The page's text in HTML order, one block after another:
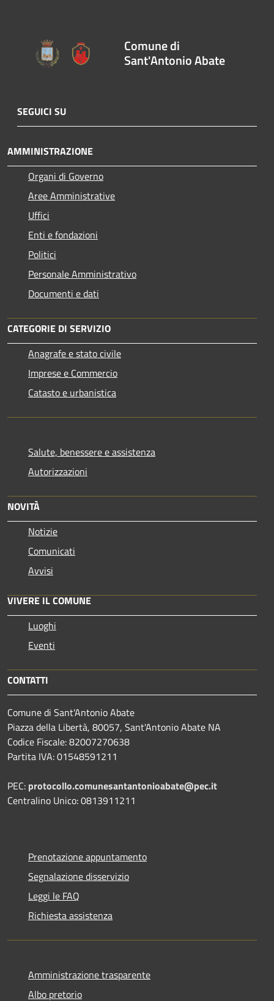
Comune di
Sant'Antonio Abate
SEGUICI SU
AMMINISTRAZIONE
Organi di Governo
Aree Amministrative
Uffici
Enti e fondazioni
Politici
Personale Amministrativo
Documenti e dati
CATEGORIE DI SERVIZIO
Anagrafe e stato civile
Imprese e Commercio
Catasto e urbanistica
Salute, benessere e assistenza
Autorizzazioni
NOVITÀ
Notizie
Comunicati
Avvisi
VIVERE IL COMUNE
Luoghi
Eventi
CONTATTI
Comune di Sant'Antonio Abate
Piazza della Libertà, 80057, Sant'Antonio Abate NA
Codice Fiscale: 82007270638
Partita IVA: 01548591211
PEC: protocollo.comunesantantonioabate@pec.it
Centralino Unico: 0813911211
Prenotazione appuntamento
Segnalazione disservizio
Leggi le FAQ
Richiesta assistenza
Amministrazione trasparente
Albo pretorio